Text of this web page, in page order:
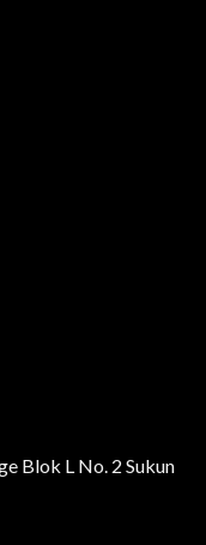
Blok L No. 2 Sukun